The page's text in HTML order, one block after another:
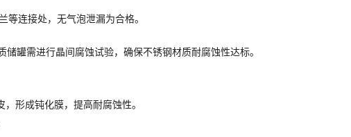
连接处，无气泡泄漏为合格。
罐需进行晶间腐蚀试验，确保不锈钢材质耐腐蚀性达标。
形成钝化膜，提高耐腐蚀性。